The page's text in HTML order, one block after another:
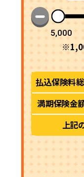
5,000
払込保険料
満期保険金
上記